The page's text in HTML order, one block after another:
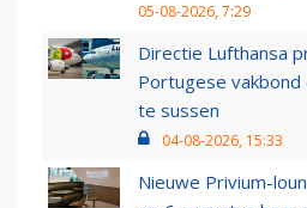
05-08-2026, 7:29
Directie Lufthansa
Portugese
te sussen
04-08-2026, 15:33
Nieuwe Privium-